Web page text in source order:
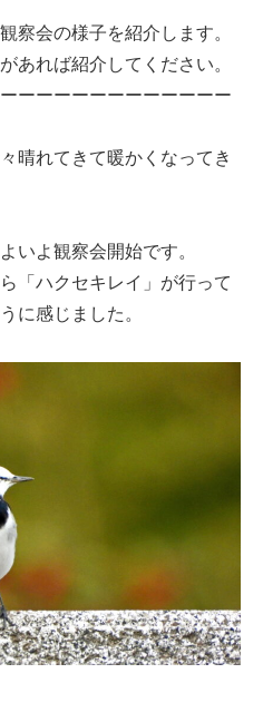
察会の様子を紹介します。
あれば紹介してください。
ーーーーーーーーーーーー
晴れてきて暖かくなってき
いよ観察会開始です。
「ハクセキレイ」が行って
に感じました。